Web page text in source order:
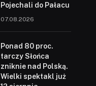
Pojechali do Pałacu
07.08.2026
Ponad 80 proc.
tarczy Słońca
zniknie nad Polską.
Wielki spektakl już